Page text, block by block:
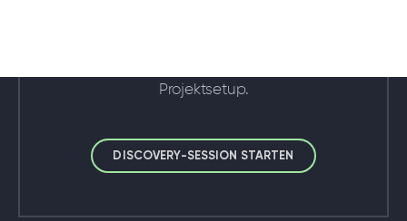
Projektsetup.
DISCOVERY-SESSION STARTEN